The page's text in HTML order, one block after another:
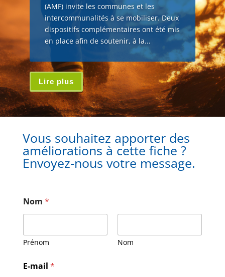
(AMF) invite les communes et les
intercommunalités à se mobiliser. Deux
dispositifs complémentaires ont été mis
en place afin de soutenir, à la...
Lire plus
Vous souhaitez apporter des
améliorations à cette fiche ?
Envoyez-nous votre message.
Nom *
Prénom Nom
E-mail *